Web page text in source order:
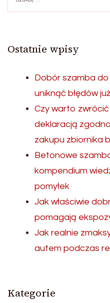
Ostatnie wpisy
Dobór szamba
uniknąć błędów
Czy warto
deklaracją
zakupu zbiornika
Betonowe
kompendium
pomyłek
Jak właściwie
pomagają
Jak realnie
autem podczas
Kategorie